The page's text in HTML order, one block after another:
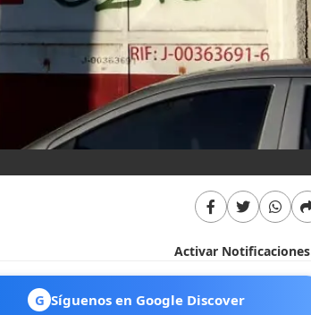
Activar Notificaciones
G Síguenos en Google Discover